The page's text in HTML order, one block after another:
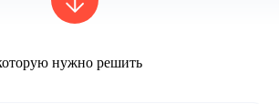
нужно решить